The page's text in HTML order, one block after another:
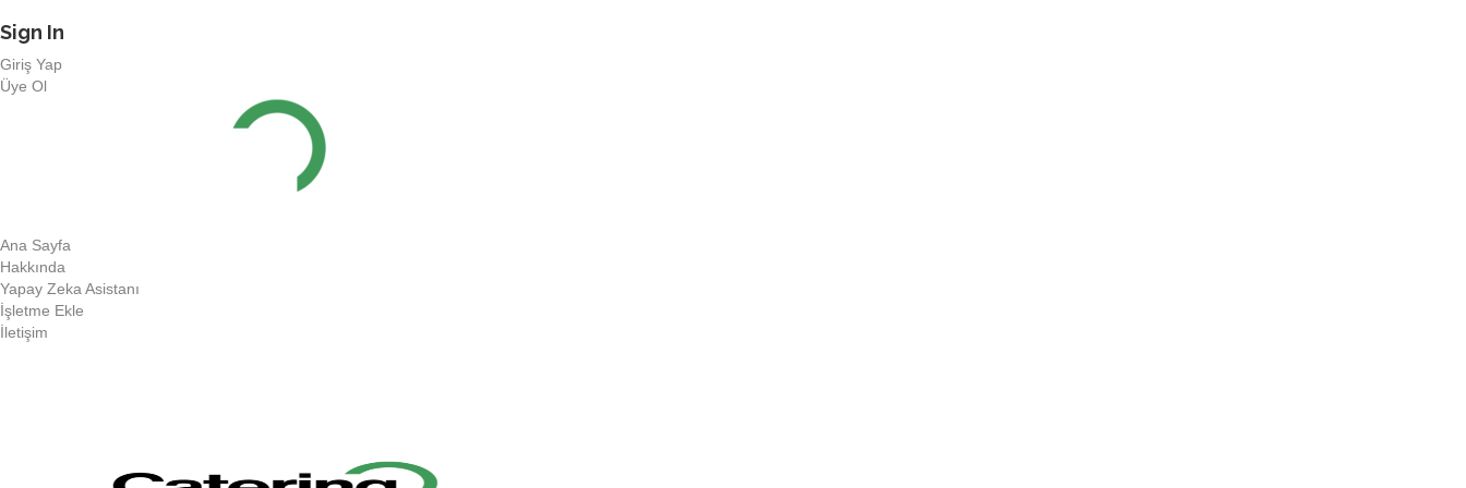
Sign In
Giriş Yap
Üye Ol
Ana Sayfa
Hakkında
Yapay Zeka Asistanı
İşletme Ekle
İletişim